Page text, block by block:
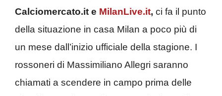
Calciomercato.it e MilanLive.it, ci fa il punto
della situazione in casa Milan a poco più di
un mese dall’inizio ufficiale della stagione. I
rossoneri di Massimiliano Allegri saranno
chiamati a scendere in campo prima delle